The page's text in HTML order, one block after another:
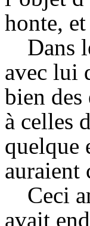
honte,
Dans
avec lui
bien des
à celles
quelque
auraient
Ceci
avait